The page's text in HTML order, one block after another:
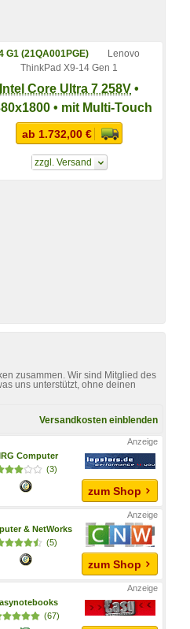
Lenovo
ThinkPad X9-14 Gen 1
Intel Core Ultra 7 258V •
• mit Multi-Touch
ab 1.732,00 €
zzgl. Versand
zusammen. Wir sind Mitglied des
uns unterstützt, ohne deinen
Versandkosten einblenden
Computer
(3)
zum Shop
& NetWorks
(5)
zum Shop
(67)